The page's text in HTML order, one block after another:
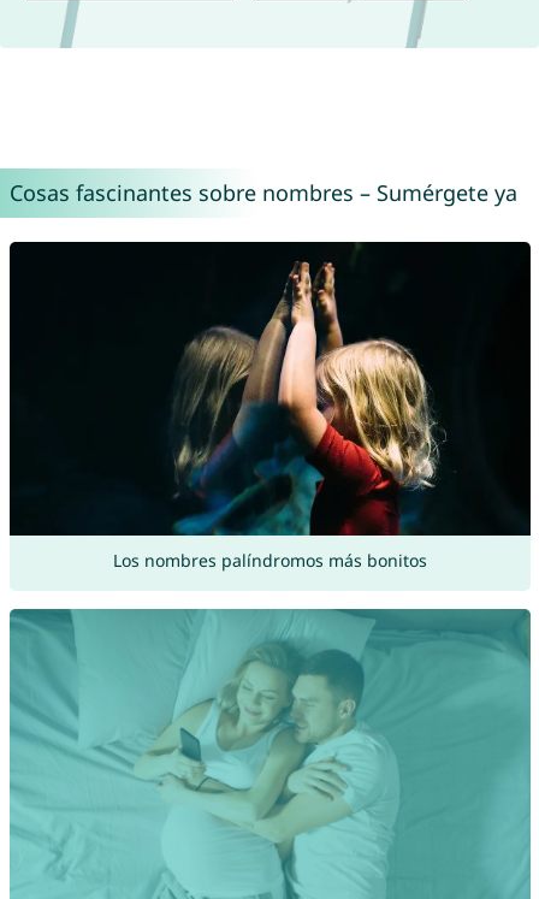
Cosas fascinantes sobre nombres – Sumérgete ya
Los nombres palíndromos más bonitos